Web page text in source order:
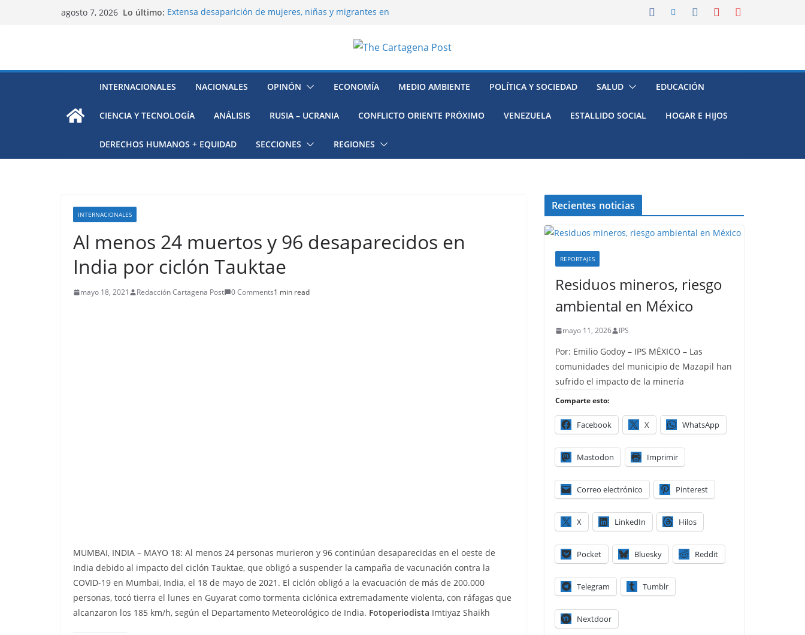
agosto 7, 2026 Lo último: Extensa desaparición de mujeres, niñas y migrantes en
Residuos mineros, riesgo ambiental en México
Alarma a expertos de ONU la muerte de preso político en
INTERNACIONALES NACIONALES OPINÓN ECONOMÍA MEDIO AMBIENTE POLÍTICA Y SOCIEDAD SALUD EDUCACIÓN
CIENCIA Y TECNOLOGÍA ANÁLISIS RUSIA – UCRANIA CONFLICTO ORIENTE PRÓXIMO VENEZUELA ESTALLIDO SOCIAL HOGAR E HIJOS
DERECHOS HUMANOS + EQUIDAD SECCIONES REGIONES
INTERNACIONALES
Al menos 24 muertos y 96 desaparecidos en
India por ciclón Tauktae
mayo 18, 2021 Redacción Cartagena Post 0 Comments1 min read
MUMBAI, INDIA – MAYO 18: Al menos 24 personas murieron y 96 continúan desaparecidas en el oeste de
India debido al impacto del ciclón Tauktae, que obligó a suspender la campaña de vacunación contra la
COVID-19 en Mumbai, India, el 18 de mayo de 2021. El ciclón obligó a la evacuación de más de 200.000
personas, tocó tierra el lunes en Guyarat como tormenta ciclónica extremadamente violenta, con ráfagas que
alcanzaron los 185 km/h, según el Departamento Meteorológico de India. Fotoperiodista Imtiyaz Shaikh
Recientes noticias
REPORTAJES
Residuos mineros, riesgo
ambiental en México
mayo 11, 2026 IPS
Por: Emilio Godoy – IPS MÉXICO – Las
comunidades del municipio de Mazapil han
sufrido el impacto de la minería
Comparte esto:
Facebook X WhatsApp
Mastodon Imprimir
Correo electrónico Pinterest
X LinkedIn Hilos
Pocket Bluesky Reddit
Telegram Tumblr
Nextdoor